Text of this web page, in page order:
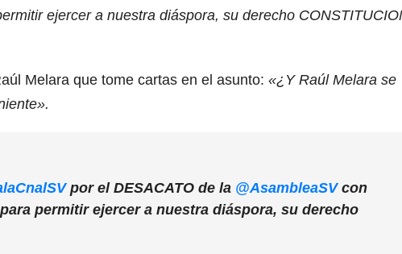
ejercer a nuestra diáspora, su derecho
Melara que tome cartas en el asunto: «¿Y Raúl Melara se
por el DESACATO de la @AsambleaSVcon
permitir ejercer a nuestra diáspora, su derecho